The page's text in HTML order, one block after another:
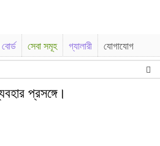
সেবা সমূহ গ্যালারী যোগাযোগ
প্রসঙ্গে।